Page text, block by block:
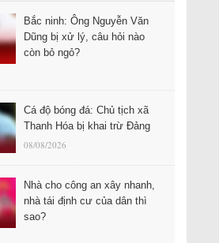
Bắc ninh: Ông Nguyễn Văn
Dũng bị xử lý, câu hỏi nào
còn bỏ ngỏ?
Cá độ bóng đá: Chủ tịch xã
Thanh Hóa bị khai trừ Đảng
08/08/2026
Nhà cho công an xây nhanh,
nhà tái định cư của dân thì
sao?